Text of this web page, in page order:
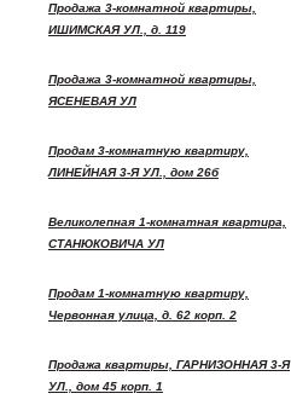
Продажа 3-комнатной квартиры,
ИШИМСКАЯ УЛ., д. 119
Продажа 3-комнатной квартиры,
ЯСЕНЕВАЯ УЛ
Продам 3-комнатную квартиру,
ЛИНЕЙНАЯ 3-Я УЛ., дом 26б
Великолепная 1-комнатная квартира,
СТАНЮКОВИЧА УЛ
Продам 1-комнатную квартиру,
Червонная улица, д. 62 корп. 2
Продажа квартиры, ГАРНИЗОННАЯ 3-Я
УЛ., дом 45 корп. 1